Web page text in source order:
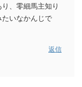
、零細馬主知り
いなかんじで
返信